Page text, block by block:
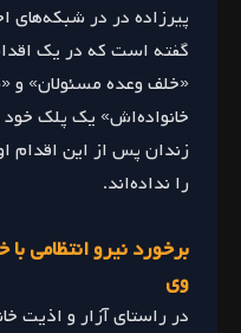
پیرزاده در در شبکه‌های
گفته است که در یک
«خلف وعده مسئولان» و
خانواده‌اش» یک پلک
زندان پس از این اقدام
را نداده‌اند.
برخورد نیرو انتظامی با
وی
در راستای آزار و اذیت